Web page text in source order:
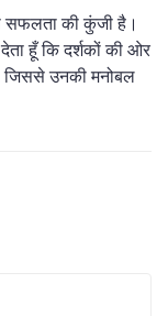
सफलता की कुंजी है।
हूँ कि दर्शकों की ओर
जिससे उनकी मनोबल